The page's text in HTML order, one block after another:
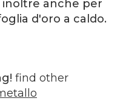
inoltre anche per
d'oro a caldo.
find other